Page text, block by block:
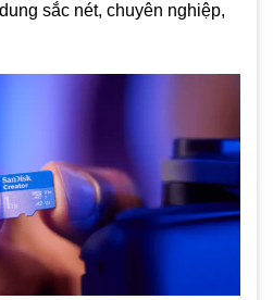
sắc nét, chuyên nghiệp,